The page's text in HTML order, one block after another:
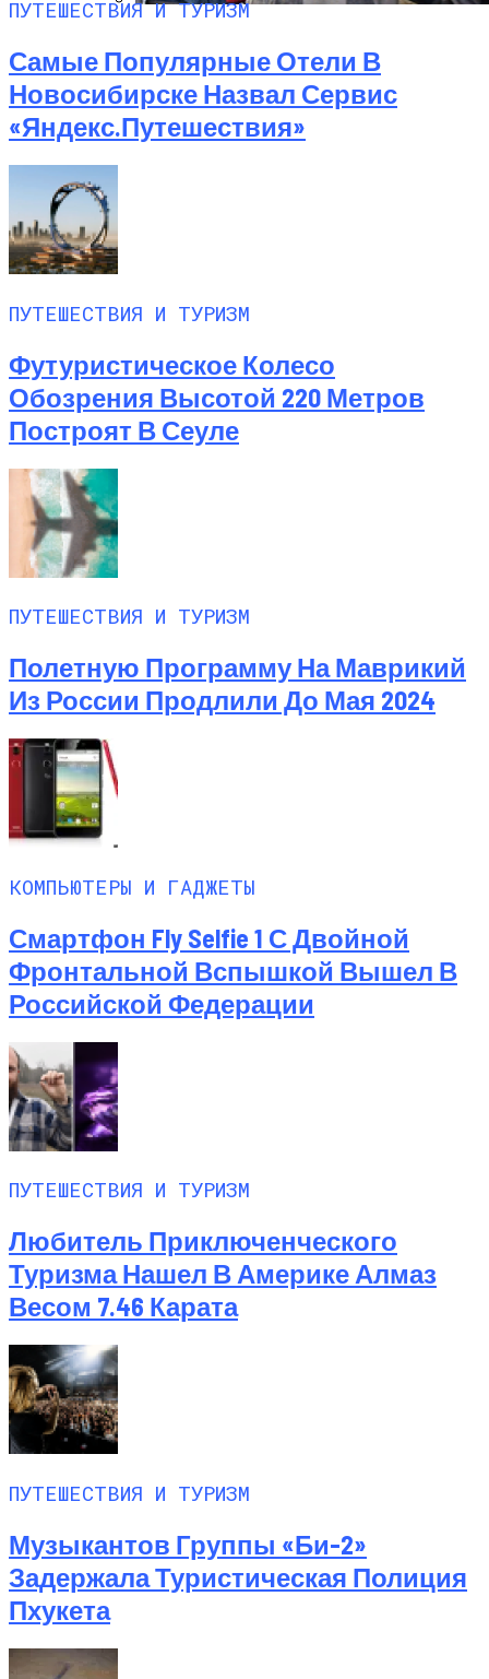
Нашел В Америке Алмаз Весом 7.46
Карата
ПУТЕШЕСТВИЯ И ТУРИЗМ
Самые Популярные Отели В
Новосибирске Назвал Сервис
«Яндекс.Путешествия»
ПУТЕШЕСТВИЯ И ТУРИЗМ
Футуристическое Колесо
Обозрения Высотой 220 Метров
Построят В Сеуле
ПУТЕШЕСТВИЯ И ТУРИЗМ
Полетную Программу На Маврикий
Из России Продлили До Мая 2024
КОМПЬЮТЕРЫ И ГАДЖЕТЫ
Смартфон Fly Selfie 1 С Двойной
Фронтальной Вспышкой Вышел В
Российской Федерации
ПУТЕШЕСТВИЯ И ТУРИЗМ
Любитель Приключенческого
Туризма Нашел В Америке Алмаз
Весом 7.46 Карата
ПУТЕШЕСТВИЯ И ТУРИЗМ
Музыкантов Группы «Би-2»
Задержала Туристическая Полиция
Пхукета